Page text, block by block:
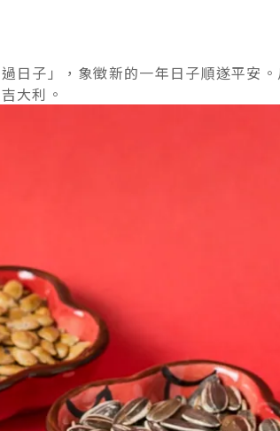
日子」，象徵新的一年日子順遂平安
大利。